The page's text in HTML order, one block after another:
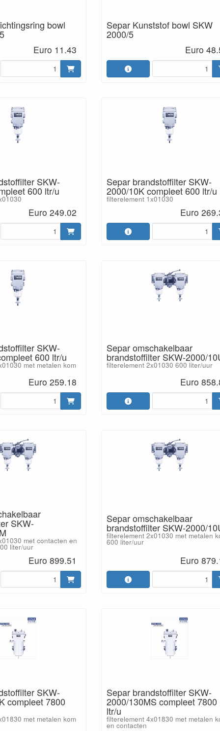
bowl
Euro 11.43
Separ Kunststof bowl SKW
2000/5
Euro
SKW-
600 ltr/u
Euro 249.02
Separ brandstoffilter SKW-
2000/10K compleet 600 ltr/u
filterelement 1x01030
Euro
SKW-
600 ltr/u
met metalen kom
Euro 259.18
Separ omschakelbaar
brandstoffilter SKW-2000/
filterelement 2x01030 600 liter/uur
Euro
SKW-
met contacten en
liter/uur
Euro 899.51
Separ omschakelbaar
brandstoffilter SKW-2000/
filterelement 2x01030 met metalen
600 liter/uur
Euro
SKW-
compleet 7800
met metalen kom
Separ brandstoffilter SKW-
2000/130MS compleet 7800
ltr/u
filterelement 4x01830 met metalen
en contacten